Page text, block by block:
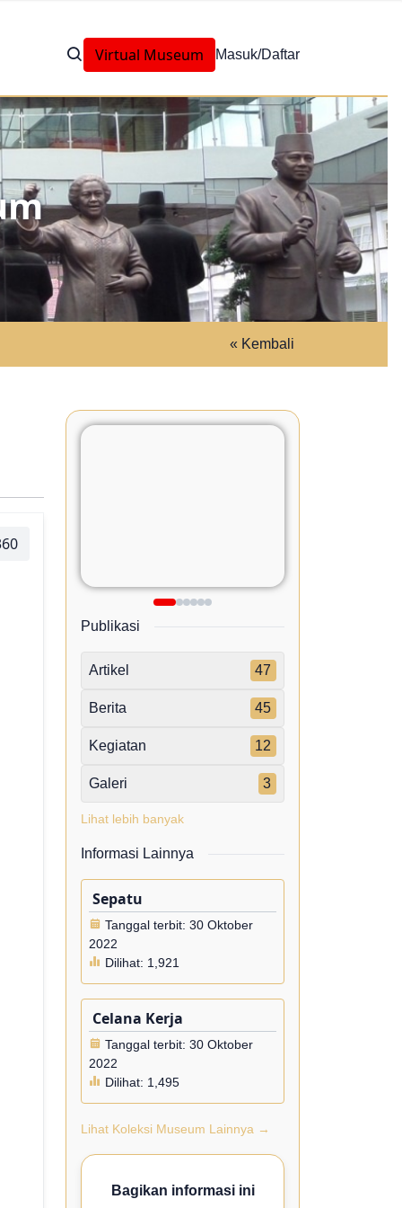
Virtual Museum Masuk/Daftar
« Kembali
Publikasi
Artikel 47
Berita 45
Kegiatan 12
Galeri 3
Lihat lebih banyak
Informasi Lainnya
Sepatu
Tanggal terbit: 30 Oktober
2022
Dilihat: 1,921
Celana Kerja
Tanggal terbit: 30 Oktober
2022
Dilihat: 1,495
Lihat Koleksi Museum Lainnya →
Bagikan informasi ini